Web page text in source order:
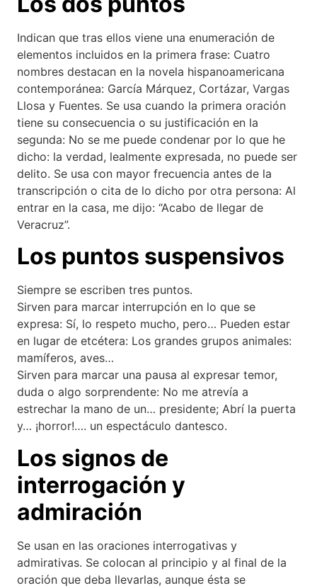
Indican que tras ellos viene una enumeración de
elementos incluidos en la primera frase: Cuatro
nombres destacan en la novela hispanoamericana
contemporánea: García Márquez, Cortázar, Vargas
Llosa y Fuentes. Se usa cuando la primera oración
tiene su consecuencia o su justificación en la
segunda: No se me puede condenar por lo que he
dicho: la verdad, lealmente expresada, no puede ser
delito. Se usa con mayor frecuencia antes de la
transcripción o cita de lo dicho por otra persona: Al
entrar en la casa, me dijo: “Acabo de llegar de
Veracruz”.
Los puntos suspensivos
Siempre se escriben tres puntos.
Sirven para marcar interrupción en lo que se
expresa: Sí, lo respeto mucho, pero… Pueden estar
en lugar de etcétera: Los grandes grupos animales:
mamíferos, aves…
Sirven para marcar una pausa al expresar temor,
duda o algo sorprendente: No me atrevía a
estrechar la mano de un… presidente; Abrí la puerta
y… ¡horror!…. un espectáculo dantesco.
Los signos de
interrogación y
admiración
Se usan en las oraciones interrogativas y
admirativas. Se colocan al principio y al final de la
oración que deba llevarlas, aunque ésta se